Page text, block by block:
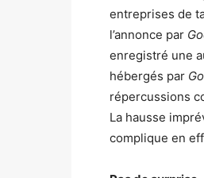
entreprises de
l’annonce par
enregistré une
hébergés par
répercussions
La hausse
complique en